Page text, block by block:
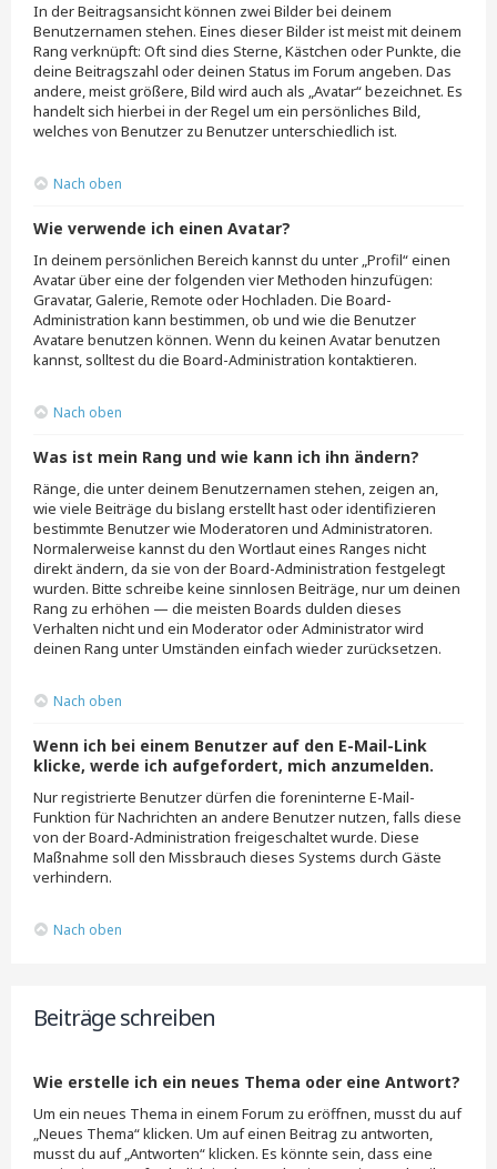
In der Beitragsansicht können zwei Bilder bei deinem
Benutzernamen stehen. Eines dieser Bilder ist meist mit deinem
Rang verknüpft: Oft sind dies Sterne, Kästchen oder Punkte, die
deine Beitragszahl oder deinen Status im Forum angeben. Das
andere, meist größere, Bild wird auch als „Avatar“ bezeichnet. Es
handelt sich hierbei in der Regel um ein persönliches Bild,
welches von Benutzer zu Benutzer unterschiedlich ist.
Nach oben
Wie verwende ich einen Avatar?
In deinem persönlichen Bereich kannst du unter „Profil“ einen
Avatar über eine der folgenden vier Methoden hinzufügen:
Gravatar, Galerie, Remote oder Hochladen. Die Board-
Administration kann bestimmen, ob und wie die Benutzer
Avatare benutzen können. Wenn du keinen Avatar benutzen
kannst, solltest du die Board-Administration kontaktieren.
Nach oben
Was ist mein Rang und wie kann ich ihn ändern?
Ränge, die unter deinem Benutzernamen stehen, zeigen an,
wie viele Beiträge du bislang erstellt hast oder identifizieren
bestimmte Benutzer wie Moderatoren und Administratoren.
Normalerweise kannst du den Wortlaut eines Ranges nicht
direkt ändern, da sie von der Board-Administration festgelegt
wurden. Bitte schreibe keine sinnlosen Beiträge, nur um deinen
Rang zu erhöhen — die meisten Boards dulden dieses
Verhalten nicht und ein Moderator oder Administrator wird
deinen Rang unter Umständen einfach wieder zurücksetzen.
Nach oben
Wenn ich bei einem Benutzer auf den E-Mail-Link
klicke, werde ich aufgefordert, mich anzumelden.
Nur registrierte Benutzer dürfen die foreninterne E-Mail-
Funktion für Nachrichten an andere Benutzer nutzen, falls diese
von der Board-Administration freigeschaltet wurde. Diese
Maßnahme soll den Missbrauch dieses Systems durch Gäste
verhindern.
Nach oben
Beiträge schreiben
Wie erstelle ich ein neues Thema oder eine Antwort?
Um ein neues Thema in einem Forum zu eröffnen, musst du auf
„Neues Thema“ klicken. Um auf einen Beitrag zu antworten,
musst du auf „Antworten“ klicken. Es könnte sein, dass eine